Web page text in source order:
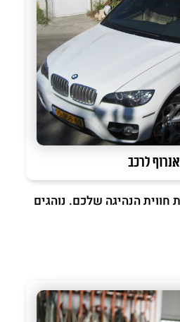
לרכב
חווית הנהיגה שלכם. נוהגים